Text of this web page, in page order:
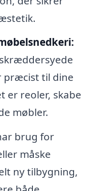
præcist til dine
er reoler, skabe
møbler.
brug for
måske
ny tilbygning,